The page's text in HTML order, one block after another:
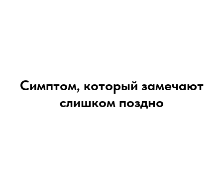
Симптом, который замечают
слишком поздно